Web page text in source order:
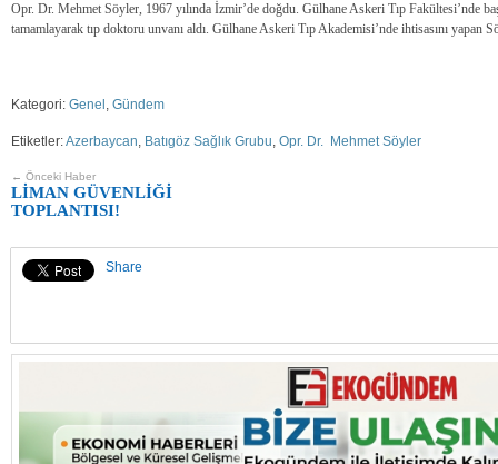
Opr. Dr. Mehmet Söyler, 1967 yılında İzmir’de doğdu. Gülhane Askeri Tıp Fakültesi’nde
tamamlayarak tıp doktoru unvanı aldı. Gülhane Askeri Tıp Akademisi’nde ihtisasını yapan
Kategori: Genel , Gündem
Etiketler:Azerbaycan, Batıgöz Sağlık Grubu, Opr. Dr. Mehmet Söyler
← Önceki Haber
LİMAN GÜVENLİĞİ
TOPLANTISI!
Share